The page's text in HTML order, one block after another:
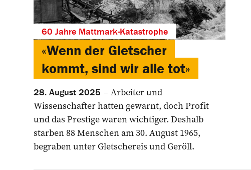
60 Jahre Mattmark-Katastrophe
«Wenn der Gletscher
kommt, sind wir alle tot»
28. August 2025
Arbeiter und
Wissenschafter hatten gewarnt, doch Profit
und das Prestige waren wichtiger. Deshalb
starben 88 Menschen am 30. August 1965,
begraben unter Gletschereis und Geröll.